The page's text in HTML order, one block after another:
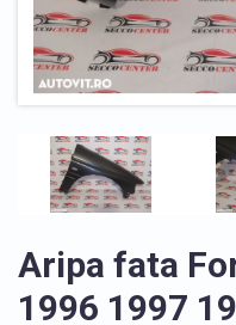
Aripa fata
1996 1997